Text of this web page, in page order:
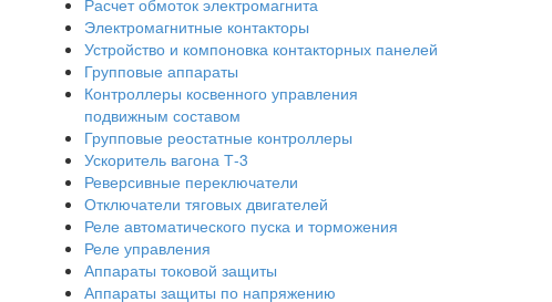
Расчет обмоток электромагнита
Электромагнитные контакторы
Устройство и компоновка контакторных панелей
Групповые аппараты
Контроллеры косвенного управления
подвижным составом
Групповые реостатные контроллеры
Ускоритель вагона Т-3
Реверсивные переключатели
Отключатели тяговых двигателей
Реле автоматического пуска и торможения
Реле управления
Аппараты токовой защиты
Аппараты защиты по напряжению